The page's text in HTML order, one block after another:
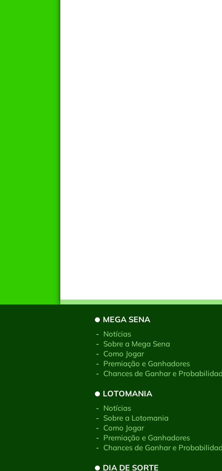
MEGA SENA
- Notícias
- Sobre a Mega Sena
- Como Jogar
- Premiação e Ganhadores
- Chances de Ganhar e
LOTOMANIA
- Notícias
- Sobre a Lotomania
- Como Jogar
- Premiação e Ganhadores
- Chances de Ganhar e
DIA DE SORTE